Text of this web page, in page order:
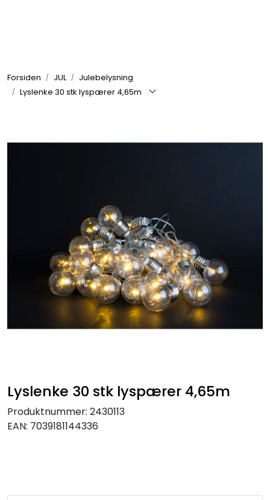
Forsiden JUL
Julebelysning
Lyslenke 30 stk lyspærer 4,65m
Lyslenke 30 stk lyspærer 4,65m
Produktnummer: 2430113
EAN: 7039181144336
UTEMILJØ
KJØKKEN
JUL